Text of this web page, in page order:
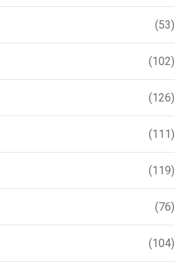
(53)
(102)
(126)
(111)
(119)
(76)
(104)